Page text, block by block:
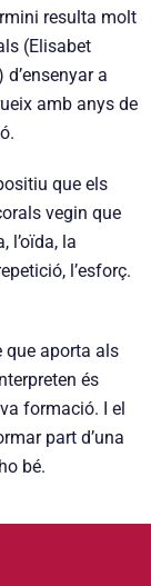
resulta molt
(Elisabet
a
amb anys de
que els
vegin que
l’oïda, la
l’esforç.
que aporta als
és
formació. I el
part d’una
bé.